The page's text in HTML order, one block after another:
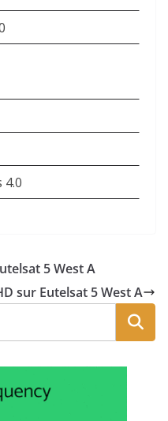
4.0
5 West A
sur Eutelsat 5 West A